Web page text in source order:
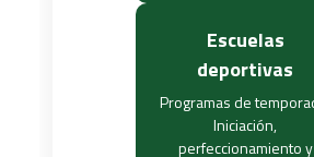
Escuelas
deportivas
Programas de
Iniciación,
perfeccionamiento y